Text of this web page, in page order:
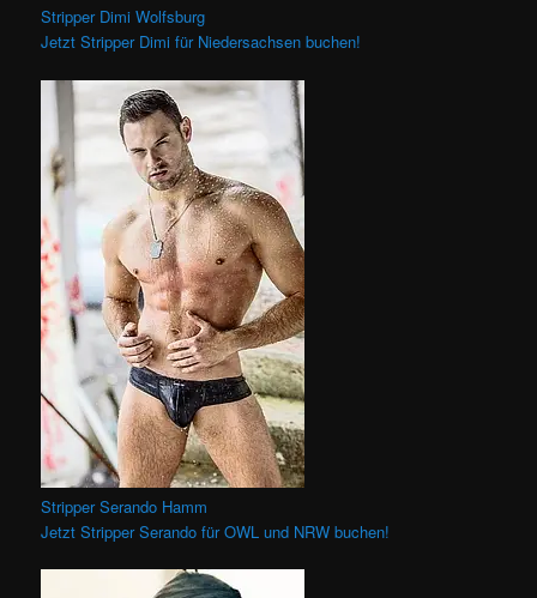
Stripper Dimi Wolfsburg
Jetzt Stripper Dimi für Niedersachsen buchen!
Stripper Serando Hamm
Jetzt Stripper Serando für OWL und NRW buchen!